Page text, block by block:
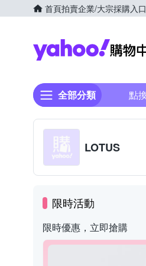
首頁拍賣企業/大宗採購入口
全部分類 點
LOTUS
限時活動
限時優惠，立即搶購